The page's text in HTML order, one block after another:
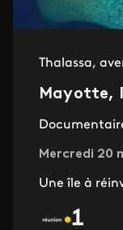
Thalassa,
Mayotte,
Mercredi 20
Une île à